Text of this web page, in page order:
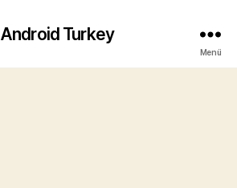
Android Turkey
Menü